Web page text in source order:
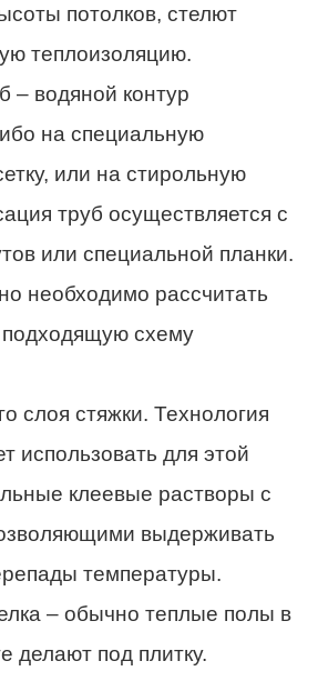
потолков, стелют
теплоизоляцию.
– водяной контур
на специальную
или на стирольную
труб осуществляется с
или специальной планки.
необходимо рассчитать
схему
слоя стяжки. Технология
использовать для этой
клеевые растворы с
выдерживать
температуры.
– обычно теплые полы в
делают под плитку.